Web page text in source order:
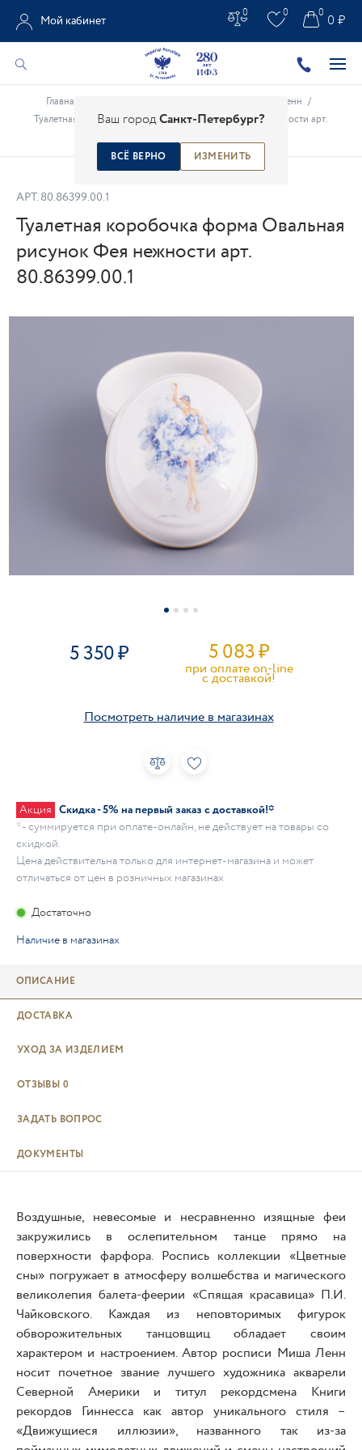
Ваш городСанкт-Петербург?
ВСЁ ВЕРНО ИЗМЕНИТЬ
Мой кабинет
0 0 0 ₽
0
Главная Миша Ленн /
Туалетная коробочка форма Овальная рисунок Фея нежности арт.
АРТ. 80.86399.00.1
Туалетная коробочка форма Овальная
рисунок Фея нежности арт.
80.86399.00.1
5 350 5 083₽
при оплате on-line
c доставкой!
Посмотреть наличие в магазинах
Акция Скидка - 5% на первый заказ с доставкой!*
* - суммируется при оплате-онлайн, не действует на товары со
скидкой.
Цена действительна только для интернет-магазина и может
отличаться от цен в розничных магазинах
Достаточно
Наличие в магазинах
ОПИСАНИЕ
ДОСТАВКА
УХОД ЗА ИЗДЕЛИЕМ
ОТЗЫВЫ 0
ЗАДАТЬ ВОПРОС
ДОКУМЕНТЫ
Воздушные, невесомые и несравненно изящные феи
закружились в ослепительном танце прямо на
поверхности фарфора. Роспись коллекции «Цветные
сны» погружает в атмосферу волшебства и магического
великолепия балета-феерии «Спящая красавица» П.И.
Чайковского. Каждая из неповторимых фигурок
обворожительных танцовщиц обладает своим
характером и настроением. Автор росписи Миша Ленн
носит почетное звание лучшего художника акварели
Северной Америки и титул рекордсмена Книги
рекордов Гиннесса как автор уникального стиля –
«Движущиеся иллюзии», названного так из-за